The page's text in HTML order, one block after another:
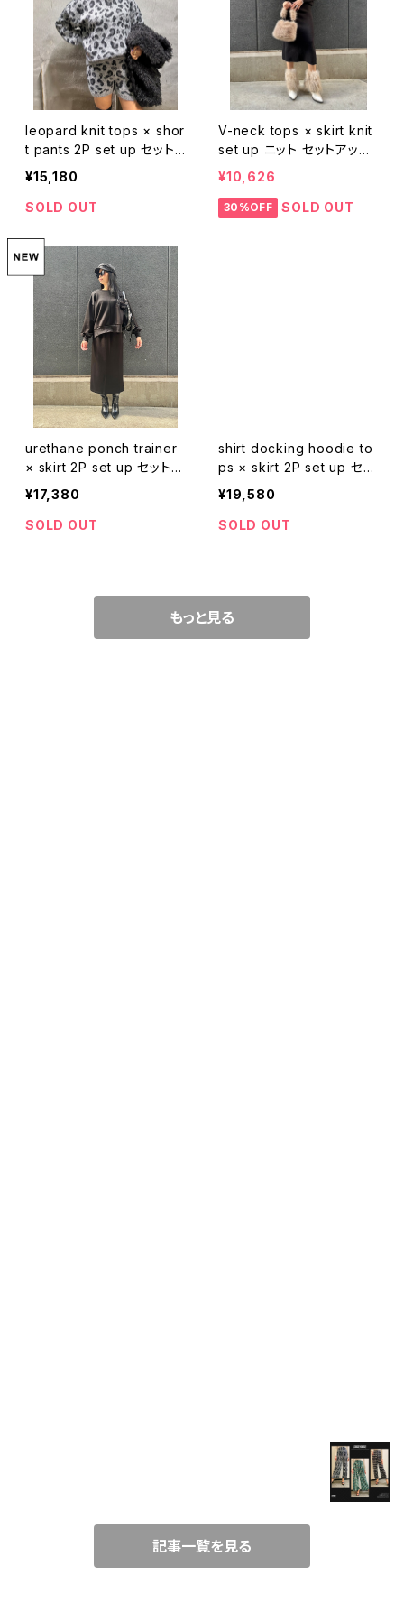
leopard knit tops × shor
t pants 2P set up セット
アップ 2点セット ニット トッ
プス セーター ショートパン
ツ レオパード ヒョウ柄 豹柄
¥15,180
SOLD OUT
V-neck tops × skirt knit
set up ニット セットアップ
2点セット トップス Vネック
スカート
¥10,626
30%OFF SOLD OUT
urethane ponch trainer
× skirt 2P set up セットア
ップ 2点セット トレーナー
スカート
¥17,380
SOLD OUT
shirt docking hoodie to
ps × skirt 2P set up セッ
トアップ 2点セット フーディ
ー フード ドッキング スカー
ト ロングスカート ゴムウエ
¥19,580
SOLD OUT
もっと見る
記事一覧を見る